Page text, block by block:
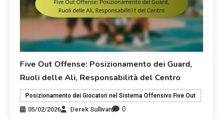
Five Out Offense: Posizionamento dei Guard,
Ruoli delle Ali, Responsabilità del Centro
Posizionamento dei Giocatori nel Sistema Offensivo Five Out
05/02/2026 Derek Sullivan 0